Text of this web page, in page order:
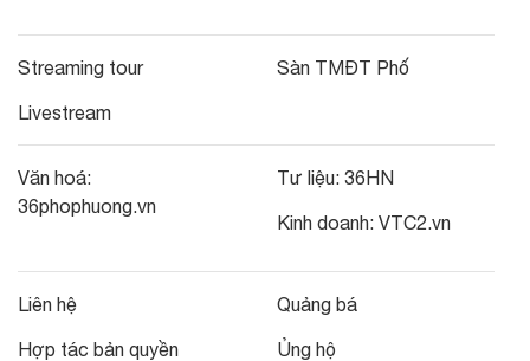
Streaming tour
Livestream
Sàn TMĐT Phố
Văn hoá:
36phophuong.vn
Tư liệu: 36HN
Kinh doanh: VTC2.vn
Liên hệ
Hợp tác bản quyền
Quảng bá
Ủng hộ